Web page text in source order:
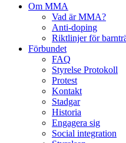
Om MMA
Vad är MMA?
Anti-doping
Riktlinjer för
Förbundet
FAQ
Styrelse Protokoll
Protest
Kontakt
Stadgar
Historia
Engagera sig
Social integration